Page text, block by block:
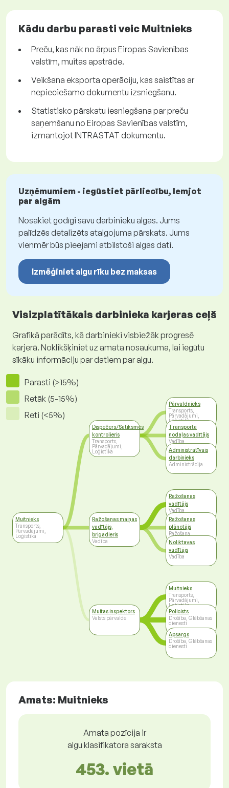
Kādu darbu parasti veic Muitnieks
Preču, kas nāk no ārpus Eiropas Savienības
valstīm, muitas apstrāde.
Veikšana eksporta operāciju, kas saistītas ar
nepieciešamo dokumentu izsniegšanu.
Statistisko pārskatu iesniegšana par preču
saņemšanu no Eiropas Savienības valstīm,
izmantojot INTRASTAT dokumentu.
Uzņēmumiem - iegūstiet pārliecību, lemjot
par algām
Nosakiet godīgi savu darbinieku algas. Jums
palīdzēs detalizēts atalgojuma pārskats. Jums
vienmēr būs pieejami atbilstoši algas dati.
Izmēģiniet algu rīku bez maksas
Visizplatītākais darbinieka karjeras ceļš
Grafikā parādīts, kā darbinieki visbiežāk progresē
karjerā. Noklikšķiniet uz amata nosaukuma, lai iegūtu
sīkāku informāciju par datiem par algu.
Parasti (>15%)
Retāk (5-15%)
Reti (<5%)
Muitnieks
Transports,
Pārvadājumi,
Loģistika
Dispečers/Satiksmes
kontrolieris
Transports,
Pārvadājumi,
Loģistika
Ražošanas maiņas
vadītājs,
brigadieris
Vadība
Muitas inspektors
Valsts pārvalde
Pārvaldnieks
Transports,
Pārvadājumi,
Loģistika
Transporta
nodaļas vadītājs
Vadība
Administratīvais
darbinieks
Administrācija
Ražošanas
vadītājs
Vadība
Ražošanas
plānotājs
Ražošana
Noliktavas
vadītājs
Vadība
Muitnieks
Transports,
Pārvadājumi,
Loģistika
Policists
Drošība, Glābšanas
dienesti
Apsargs
Drošība, Glābšanas
dienesti
Amats: Muitnieks
Amata pozīcija ir
algu klasifikatora saraksta
453. vietā